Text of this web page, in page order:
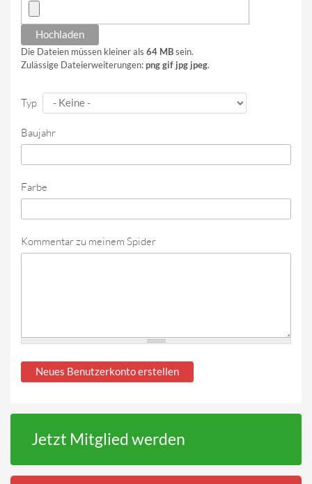
Die Dateien müssen kleiner als 64 MBsein.
Zulässige Dateierweiterungen:png gif jpg jpeg.
Typ
Baujahr
Farbe
Kommentar zu meinem Spider
Jetzt Mitglied werden